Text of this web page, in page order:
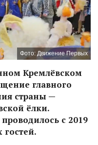
Фото: Движение Первых
Кремлёвском
главного
страны —
ёлки.
с 2019
гостей.